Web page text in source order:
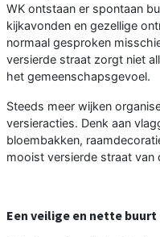
WK ontstaan er spontaan
kijkavonden en gezellige
normaal gesproken
versierde straat zorgt niet
het gemeenschapsgevoel.
Steeds meer wijken
versieracties. Denk aan
bloembakken,
mooist versierde straat van
Een veilige en nette buurt